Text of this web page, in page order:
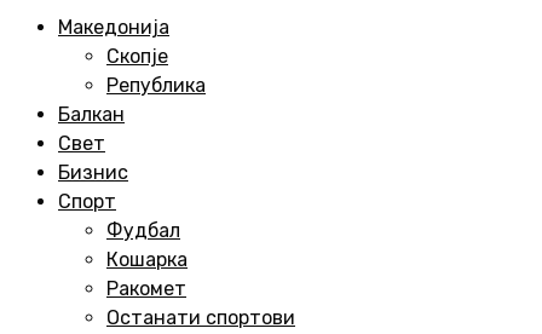
Македонија
Скопје
Република
Балкан
Свет
Бизнис
Спорт
Фудбал
Кошарка
Ракомет
Останати спортови